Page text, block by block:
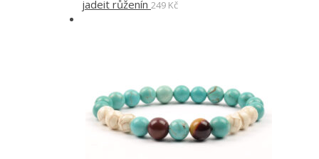
jadeit růženín 249 Kč